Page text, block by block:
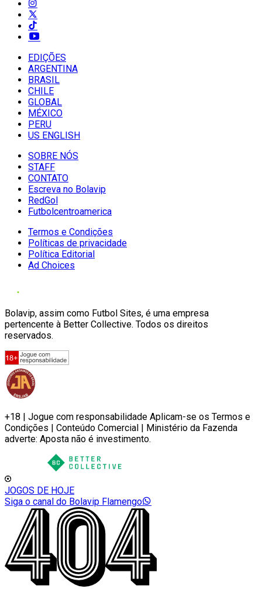
EDIÇÕES
ARGENTINA
BRASIL
CHILE
GLOBAL
MÉXICO
PERU
US ENGLISH
SOBRE NÓS
STAFF
CONTATO
Escreva no Bolavip
RedGol
Futbolcentroamerica
Termos e Condições
Políticas de privacidade
Política Editorial
Ad Choices
Bolavip, assim como Futbol Sites, é uma empresa
pertencente à Better Collective. Todos os direitos
reservados.
+18 | Jogue com responsabilidade Aplicam-se os Termos e
Condições | Conteúdo Comercial | Ministério da Fazenda
adverte: Aposta não é investimento.
JOGOS DE HOJE
Siga o canal do Bolavip Flamengo